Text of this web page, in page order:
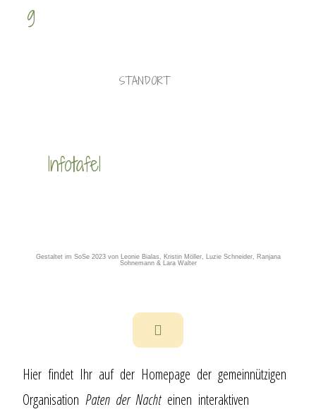
g
STANDORT
Infotafel
Gestaltet im SoSe 2023 von Leonie Bialas, Kristin Möller, Luzie Schneider, Ranjana
Sohnemann & Lara Walter
Hier findet Ihr auf der Homepage der gemeinnützigen
OrganisationPaten der Nachteinen interaktiven